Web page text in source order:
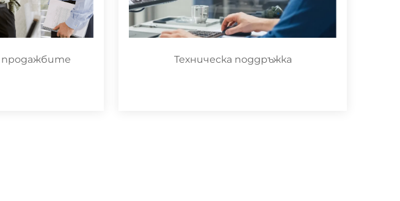
продажбите Техническа поддръжка